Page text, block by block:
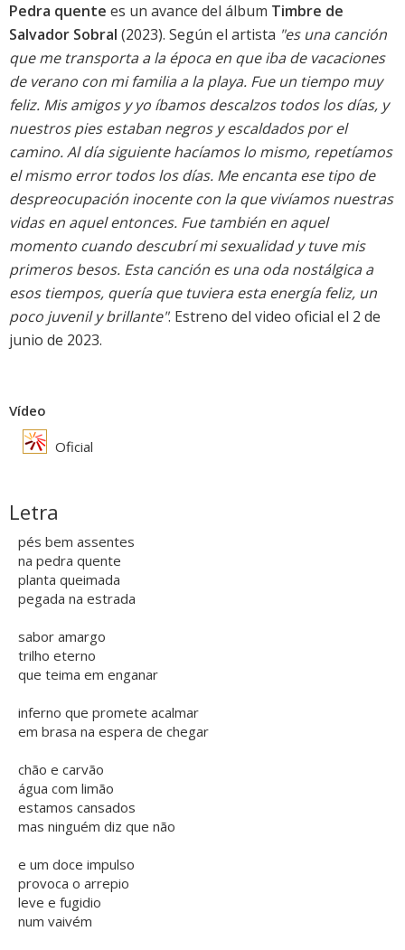
Pedra quente es un avance del álbum Timbre de
Salvador Sobral (2023). Según el artista "es una canción
que me transporta a la época en que iba de vacaciones
de verano con mi familia a la playa. Fue un tiempo muy
feliz. Mis amigos y yo íbamos descalzos todos los días, y
nuestros pies estaban negros y escaldados por el
camino. Al día siguiente hacíamos lo mismo, repetíamos
el mismo error todos los días. Me encanta ese tipo de
despreocupación inocente con la que vivíamos nuestras
vidas en aquel entonces. Fue también en aquel
momento cuando descubrí mi sexualidad y tuve mis
primeros besos. Esta canción es una oda nostálgica a
esos tiempos, quería que tuviera esta energía feliz, un
poco juvenil y brillante". Estreno del video oficial el 2 de
junio de 2023.
Vídeo
Oficial
Letra
pés bem assentes
na pedra quente
planta queimada
pegada na estrada
sabor amargo
trilho eterno
que teima em enganar
inferno que promete acalmar
em brasa na espera de chegar
chão e carvão
água com limão
estamos cansados
mas ninguém diz que não
e um doce impulso
provoca o arrepio
leve e fugidio
num vaivém